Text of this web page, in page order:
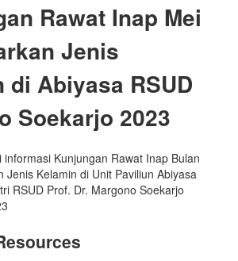
Rawat Inap Mei
Jenis
di Abiyasa RSUD
Soekarjo 2023
informasi Kunjungan Rawat Inap Bulan
Jenis Kelamin di Unit Paviliun Abiyasa
RSUD Prof. Dr. Margono Soekarjo